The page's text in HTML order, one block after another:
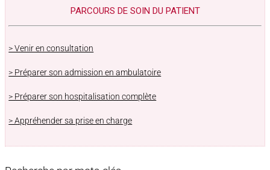
PARCOURS DE SOIN DU PATIENT
> Venir en consultation
> Préparer son admission en ambulatoire
> Préparer son hospitalisation complète
> Appréhender sa prise en charge